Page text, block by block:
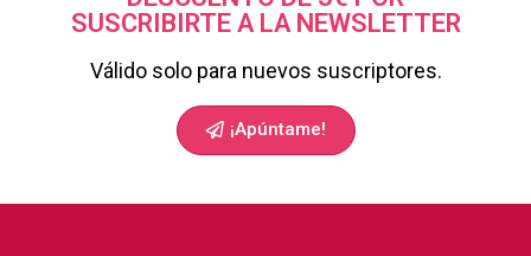
SUSCRIBIRTE A LA NEWSLETTER
Válido solo para nuevos suscriptores.
¡Apúntame!